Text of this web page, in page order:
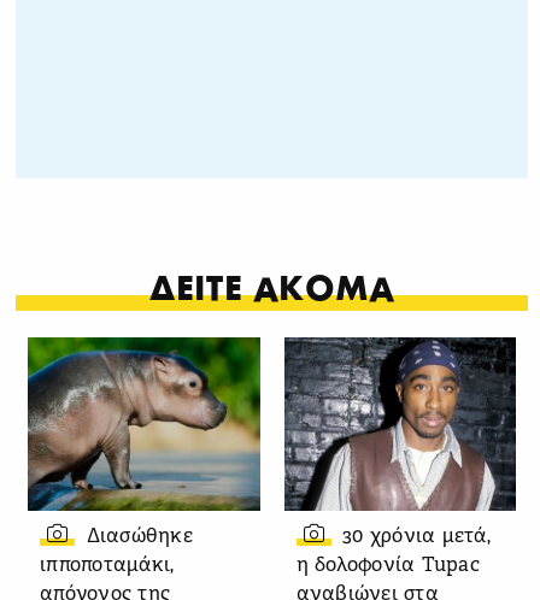
ΔΕΙΤΕ ΑΚΟΜΑ
Διασώθηκε
ιπποποταμάκι,
30 χρόνια μετά,
η δολοφονία Tupac